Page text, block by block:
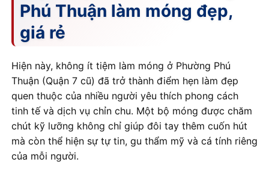
Phú Thuận làm móng đẹp,
giá rẻ
Hiện này, không ít tiệm làm móng ở Phường Phú
Thuận (Quận 7 cũ) đã trở thành điểm hẹn làm đẹp
quen thuộc của nhiều người yêu thích phong cách
tinh tế và dịch vụ chỉn chu. Một bộ móng được chăm
chút kỹ lưỡng không chỉ giúp đôi tay thêm cuốn hút
mà còn thể hiện sự tự tin, gu thẩm mỹ và cá tính riêng
của mỗi người.